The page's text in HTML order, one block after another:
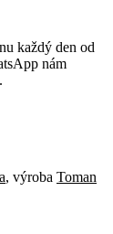
každý den od
nám
, výroba Toman